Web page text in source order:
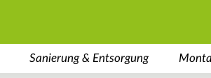
Sanierung & Entsorgung